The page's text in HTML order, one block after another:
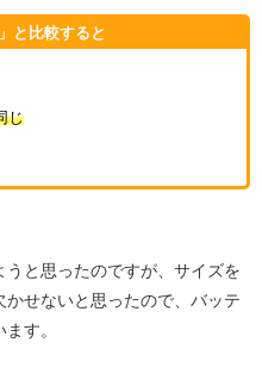
と比較すると
じ
と思ったのですが、サイズを
せないと思ったので、バッテ
す。